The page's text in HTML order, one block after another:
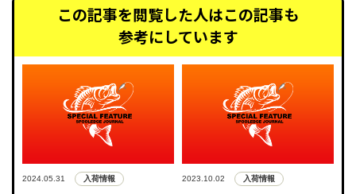
この記事を閲覧した人はこの記事も
参考にしています
2024.05.31 入荷情報 2023.10.02 入荷情報